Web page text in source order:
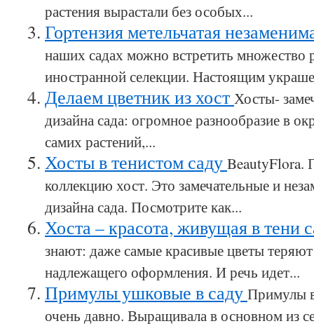
растения вырастали без особых...
Гортензия метельчатая
наших садах можно встретить множество
иностранной селекции. Настоящим
Делаем цветник из хост Хосты-
дизайна сада: огромное разнообразие в
самих растений,...
Хосты в тенистом саду BeautyFlora.
коллекцию хост. Это замечательные и
дизайна сада. Посмотрите как...
Хоста – красота, живущая в тени
знают: даже самые красивые цветы теряют
надлежащего оформления. И речь идет...
Примулы ушковые в саду Примулы
очень давно. Выращивала в основном из